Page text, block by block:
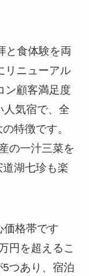
と食体験を両
リニューアル
ン顧客満足度
人気宿で、全
特徴です。
の一汁三菜を
湖七珍も楽
価格帯です
円を超えるこ
つあり、宿泊